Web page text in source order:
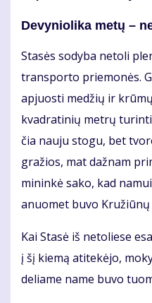
De­vy­nio­li­ka me­tų –
Sta­sės so­dy­ba ne­to­li
trans­por­to prie­mo­nės.
ap­juos­ti me­džių ir
kvad­ra­ti­nių met­rų
čia nau­ju sto­gu, bet
gra­žios, mat daž­nam
mi­nin­kė sa­ko, kad
anuo­met bu­vo Kru­žiū­nų
Kai Sta­sė iš ne­to­lie­se
į šį kie­mą ati­te­kė­jo,
de­lia­me na­me bu­vo